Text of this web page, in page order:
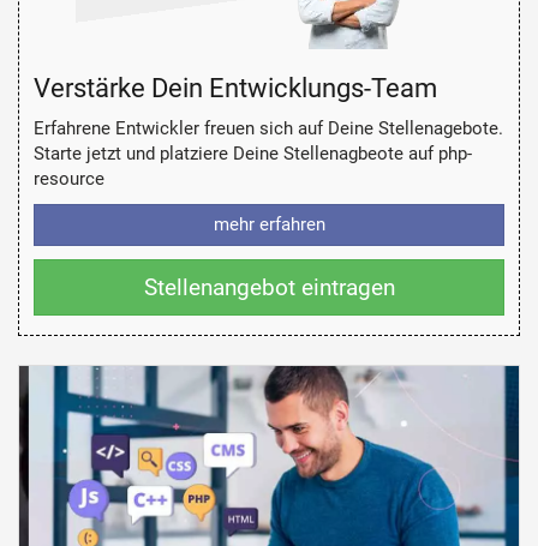
Verstärke Dein Entwicklungs-Team
Erfahrene Entwickler freuen sich auf Deine Stellenagebote.
Starte jetzt und platziere Deine Stellenagbeote auf php-
resource
mehr erfahren
Stellenangebot eintragen